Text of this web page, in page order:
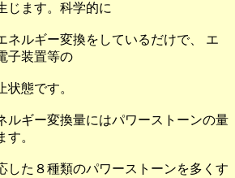
じます。科学的に
ネルギー変換をしているだけで、 エ
子装置等の
状態です。
ルギー変換量にはパワーストーンの量
。
した８種類のパワーストーンを多くす